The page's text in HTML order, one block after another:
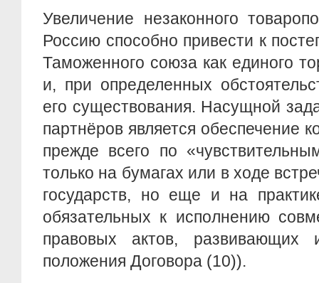
Увеличение незаконного
Россию способно привести к
Таможенного союза как единого
и, при определенных
его существования. Насущной
партнёров является обеспечение
прежде всего по
только на бумагах или в ходе
государств, но еще и на
обязательных к исполнению
правовых актов, развивающих
положения Договора (10)).